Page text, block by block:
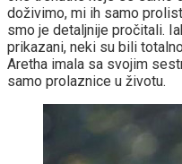
doživimo, mi ih samo
smo je detaljnije pročitali.
prikazani, neki su bili
Aretha imala sa svojim
samo prolaznice u životu.